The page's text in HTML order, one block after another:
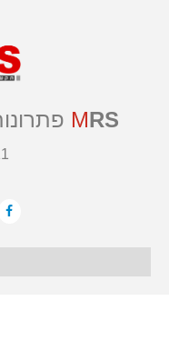
MRS